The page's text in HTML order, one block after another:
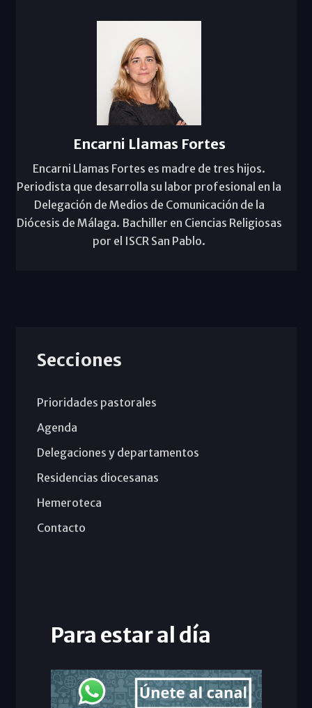
Encarni Llamas Fortes
Encarni Llamas Fortes es madre de tres hijos.
Periodista que desarrolla su labor profesional en la
Delegación de Medios de Comunicación de la
Diócesis de Málaga. Bachiller en Ciencias Religiosas
por el ISCR San Pablo.
Secciones
Prioridades pastorales
Agenda
Delegaciones y departamentos
Residencias diocesanas
Hemeroteca
Contacto
Para estar al día